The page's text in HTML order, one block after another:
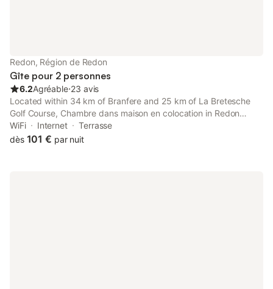
Redon, Région de Redon
Gîte pour 2 personnes
6.2Agréable⋅23 avis
Located within 34 km of Branfere and 25 km of La Bretesche
Golf Course, Chambre dans maison en colocation in Redon
provides a garden and rooms with free WiFi. With garden views,
this accommodation offers a terrace.
WiFi Internet
Terrasse
dès 101 € par nuit